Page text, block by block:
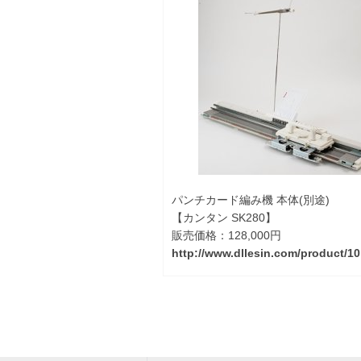
パンチカード編み機 本体(別途)
【カンタン SK280】
販売価格：128,000円
http://www.dllesin.com/product/10